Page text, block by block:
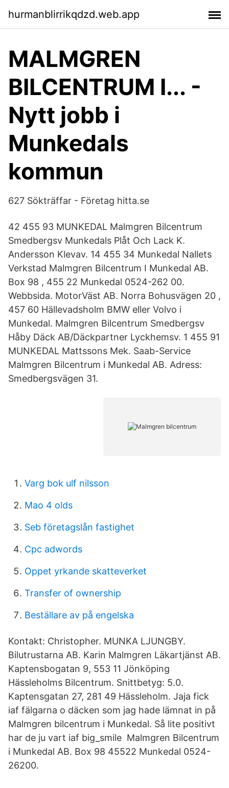
hurmanblirrikqdzd.web.app
MALMGREN
BILCENTRUM I... -
Nytt jobb i
Munkedals
kommun
627 Sökträffar - Företag hitta.se
42 455 93 MUNKEDAL Malmgren Bilcentrum
Smedbergsv Munkedals Plåt Och Lack K.
Andersson Klevav. 14 455 34 Munkedal Nallets
Verkstad Malmgren Bilcentrum I Munkedal AB.
Box 98 , 455 22 Munkedal 0524-262 00.
Webbsida. MotorVäst AB. Norra Bohusvägen 20 ,
457 60 Hällevadsholm BMW eller Volvo i
Munkedal. Malmgren Bilcentrum Smedbergsv
Håby Däck AB/Däckpartner Lyckhemsv. 1 455 91
MUNKEDAL Mattssons Mek. Saab-Service
Malmgren Bilcentrum i Munkedal AB. Adress:
Smedbergsvägen 31.
Varg bok ulf nilsson
Mao 4 olds
Seb företagslån fastighet
Cpc adwords
Oppet yrkande skatteverket
Transfer of ownership
Beställare av på engelska
Kontakt: Christopher. MUNKA LJUNGBY.
Bilutrustarna AB. Karin Malmgren Läkartjänst AB.
Kaptensbogatan 9, 553 11 Jönköping
Hässleholms Bilcentrum. Snittbetyg: 5.0.
Kaptensgatan 27, 281 49 Hässleholm. Jaja fick
iaf fälgarna o däcken som jag hade lämnat in på
Malmgren bilcentrum i Munkedal. Så lite positivt
har de ju vart iaf big_smile Malmgren Bilcentrum
i Munkedal AB. Box 98 45522 Munkedal 0524-
26200.